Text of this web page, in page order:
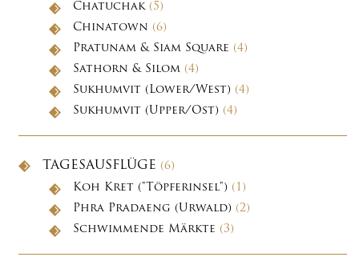
Chatuchak(5)
Chinatown (6)
Pratunam & Siam Square (4)
Sathorn & Silom (4)
Sukhumvit (Lower/West) (4)
Sukhumvit (Upper/Ost) (4)
TAGESAUSFLÜGE (6)
Koh Kret ("Töpferinsel") (1)
Phra Pradaeng (Urwald) (2)
Schwimmende Märkte (3)